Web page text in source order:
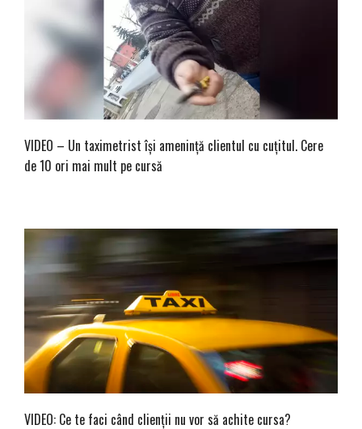
VIDEO – Un taximetrist își amenință clientul cu cuțitul. Cere
de 10 ori mai mult pe cursă
VIDEO: Ce te faci când clienții nu vor să achite cursa?